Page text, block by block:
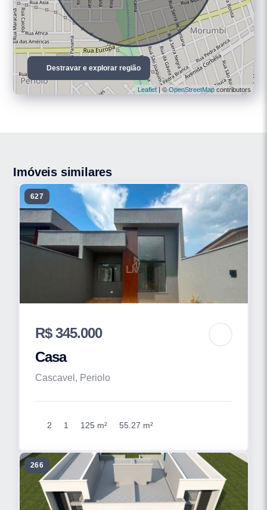
Leaflet| ©OpenStreetMapcontributors
Destravar e explorar região
Imóveis similares
627
R$ 345.000
Casa
Cascavel, Periolo
2 1 125 m² 55.27 m²
266